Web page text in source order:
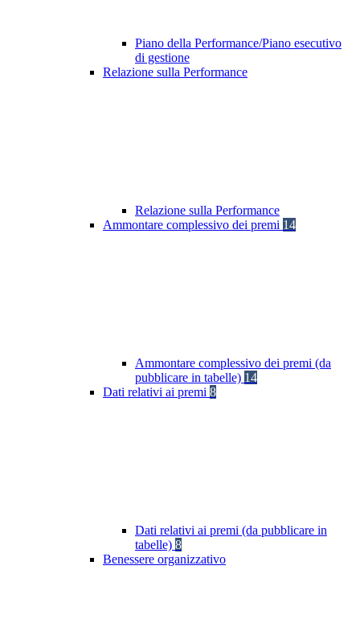
Piano della Performance/Piano esecutivo
di gestione
Relazione sulla Performance
Relazione sulla Performance
Ammontare complessivo dei premi 14
Ammontare complessivo dei premi (da
pubblicare in tabelle) 14
Dati relativi ai premi 8
Dati relativi ai premi (da pubblicare in
tabelle) 8
Benessere organizzativo